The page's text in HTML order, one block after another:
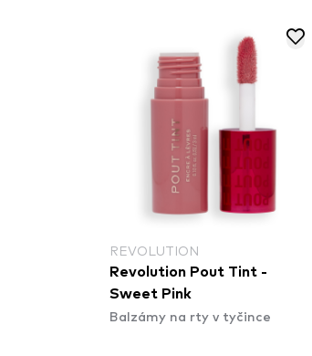
REVOLUTION
Revolution Pout Tint -
Sweet Pink
Balzámy na rty v tyčince